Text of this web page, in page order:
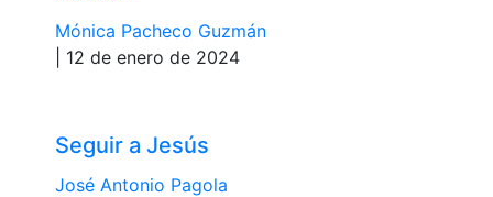
Mónica Pacheco Guzmán
| 12 de enero de 2024
Seguir a Jesús
José Antonio Pagola